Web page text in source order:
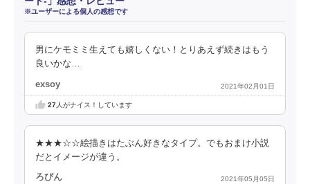
※ユーザーによる個人の感想です
男にケモミミ生えても嬉しくない！とりあえず続きはもう
良いかな…
exsoy 2021年02月01日
27人がナイス！しています
★★★☆☆絵描きはたぶん好きなタイプ。でもおまけ小説
だとイメージが違う。
ろびん 2021年05月05日